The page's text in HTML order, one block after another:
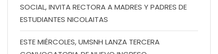
SOCIAL, INVITA RECTORA A MADRES Y PADRES DE
ESTUDIANTES NICOLAITAS
ESTE MIÉRCOLES, UMSNH LANZA TERCERA